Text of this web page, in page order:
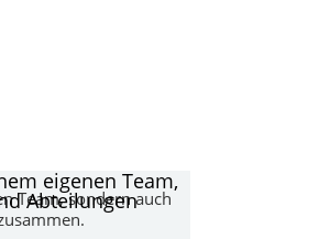
Team, sondern auch